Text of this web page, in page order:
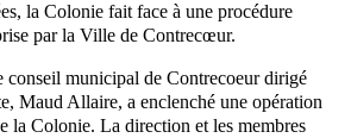
la Colonie fait face à une procédure
par la Ville de Contrecœur.
conseil municipal de Contrecoeur dirigé
Maud Allaire, a enclenché une opération
la Colonie. La direction et les membres